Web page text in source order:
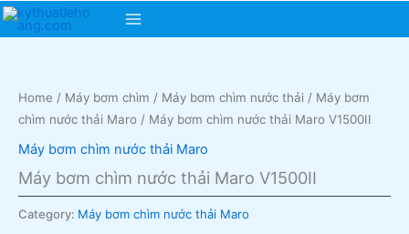
Skip
Main
Home / Máy bơm chìm / Máy bơm chìm nước thải / Máy bơm
chìm nước thải Maro / Máy bơm chìm nước thải Maro V1500II
Máy bơm chìm nước thải Maro
Máy bơm chìm nước thải Maro V1500II
Category: Máy bơm chìm nước thải Maro